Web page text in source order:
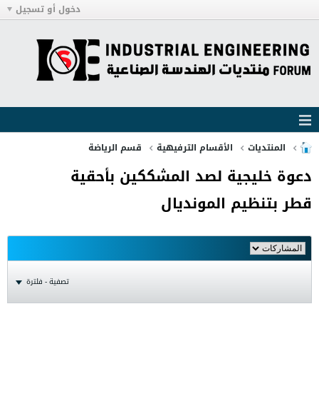
دخول أو تسجيل
المنتديات الأقسام الترفيهية قسم الرياضة
دعوة خليجية لصد المشككين بأحقية
قطر بتنظيم المونديال
تصفية - فلترة